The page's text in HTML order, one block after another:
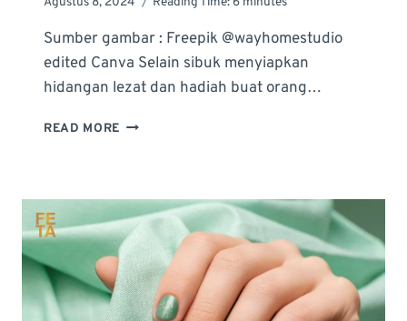
Sumber gambar : Freepik @wayhomestudio
edited Canva Selain sibuk menyiapkan
hidangan lezat dan hadiah buat orang…
READ MORE IDE
NATAL
&
VARIASI
WARNANYA